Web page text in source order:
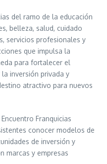
del ramo de la educación
belleza, salud, cuidado
servicios profesionales y
que impulsa la
para fortalecer el
inversión privada y
atractivo para nuevos
Franquicias
conocer modelos de
de inversión y
marcas y empresas